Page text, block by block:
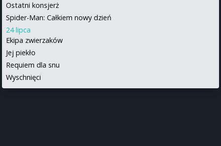
Ostatni konsjerż
Spider-Man: Całkiem nowy dzień
24 lipca
Ekipa zwierzaków
Jej piekło
Requiem dla snu
Wyschnięci